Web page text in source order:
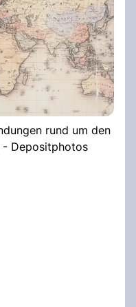
rund um den
- Depositphotos